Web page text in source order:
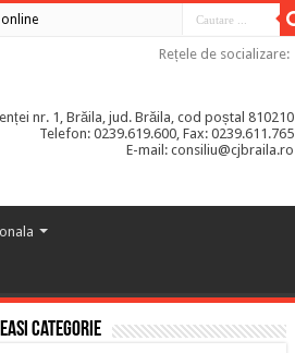
Rețele de socializare:
nr. 1, Brăila, jud. Brăila, cod poștal 810210
Telefon: 0239.619.600, Fax: 0239.611.765
E-mail: consiliu@cjbraila.ro
categorie